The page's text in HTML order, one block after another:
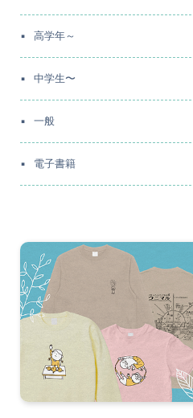
高学年～
中学生〜
一般
電子書籍